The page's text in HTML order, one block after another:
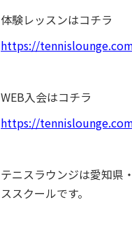
体験レッスンはコチラ
https://
WEB入会はコチラ
https://
テニスラウンジは愛知県
ススクールです。